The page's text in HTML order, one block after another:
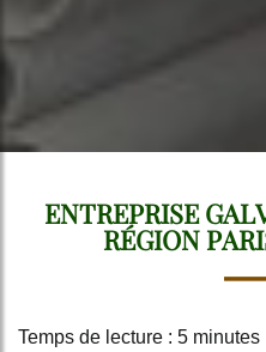
ENTREPRISE
RÉGION
Temps de lecture : 5 minutes